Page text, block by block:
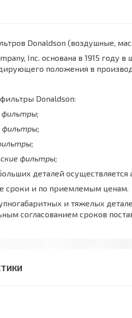
Donaldson (воздушные,
Inc. основана в 1915
положения в
Donaldson:
фильтры;
фильтры;
деталей осуществляется
сроки и по приемлемым ценам.
и тяжелых
согласованием сроков